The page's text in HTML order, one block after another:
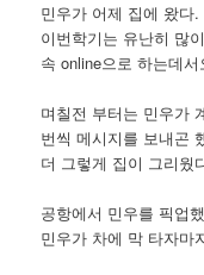
민우가 어제 집에 왔다.
이번학기는 유난히 많
속 online으로 하는데
며칠전 부터는 민우가
번씩 메시지를 보내곤
더 그렇게 집이 그리웠
공항에서 민우를 픽업
민우가 차에 막 타자마